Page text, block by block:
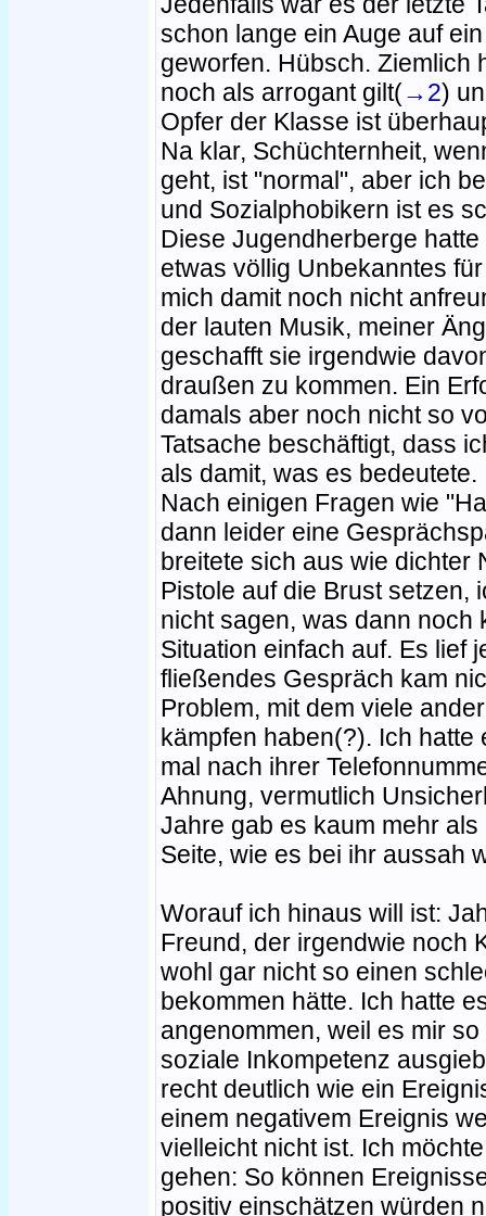
schon lange ein Auge auf
geworfen. Hübsch. Ziemlich
noch als arrogant gilt(→2)
Opfer der Klasse ist
Na klar, Schüchternheit,
geht, ist "normal", aber ich
und Sozialphobikern ist es
Diese Jugendherberge
etwas völlig Unbekanntes
mich damit noch nicht
der lauten Musik, meiner
geschafft sie irgendwie
draußen zu kommen. Ein
damals aber noch nicht so
Tatsache beschäftigt, dass
als damit, was es bedeutete.
Nach einigen Fragen wie
dann leider eine
breitete sich aus wie dichter
Pistole auf die Brust setzen,
nicht sagen, was dann noch
Situation einfach auf. Es lief
fließendes Gespräch kam
Problem, mit dem viele
kämpfen haben(?). Ich
mal nach ihrer
Ahnung, vermutlich
Jahre gab es kaum mehr
Seite, wie es bei ihr aussah
Worauf ich hinaus will ist:
Freund, der irgendwie noch
wohl gar nicht so einen
bekommen hätte. Ich hatte
angenommen, weil es mir
soziale Inkompetenz
recht deutlich wie ein
einem negativem Ereignis
vielleicht nicht ist. Ich
gehen: So können
positiv einschätzen würden